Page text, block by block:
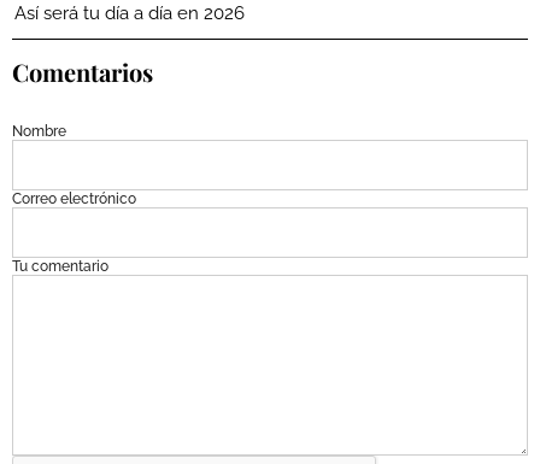
Así será tu día a día en 2026
Comentarios
Nombre
Correo electrónico
Tu comentario